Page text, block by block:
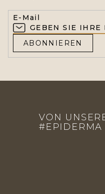
E-Mail
ABONNIEREN
VON
#EPIDERMA